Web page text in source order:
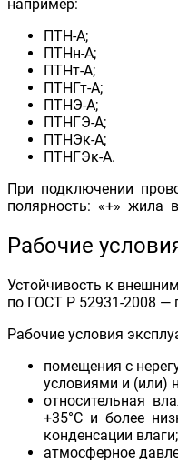
например:
ПТН-А;
ПТНн-А;
ПТНт-А;
ПТНГт-А;
ПТНЭ-А;
ПТНГЭ-А;
ПТНЭк-А;
ПТНГЭк-А.
При подключении
полярность: «+» жила
Рабочие
Устойчивость к
по ГОСТ Р 52931-2008 —
Рабочие условия
помещения с
условиями и (или)
относительная
+35°С и более
конденсации влаги;
атмосферное